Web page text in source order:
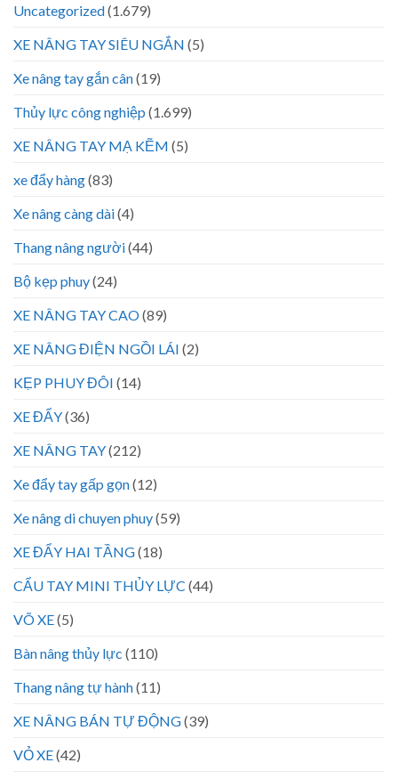
Uncategorized(1.679)
XE NÂNG TAY SIÊU NGẮN (5)
Xe nâng tay gắn cân(19)
Thủy lực công nghiệp (1.699)
XE NÂNG TAY MẠ KẼM (5)
xe đẩy hàng(83)
Xe nâng càng dài(4)
Thang nâng người(44)
Bộ kẹp phuy(24)
XE NÂNG TAY CAO(89)
XE NÂNG ĐIỆN NGỒI LÁI (2)
KẸP PHUY ĐÔI (14)
XE ĐẨY(36)
XE NÂNG TAY(212)
Xe đẩy tay gấp gọn(12)
Xe nâng di chuyen phuy(59)
XE ĐẨY HAI TẦNG(18)
CẨU TAY MINI THỦY LỰC (44)
VÕ XE(5)
Bàn nâng thủy lực (110)
Thang nâng tự hành(11)
XE NÂNG BÁN TỰ ĐỘNG(39)
VỎ XE(42)